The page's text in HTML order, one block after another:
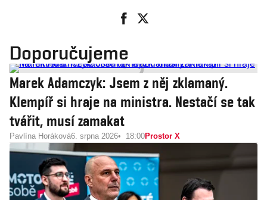
Doporučujeme
Marek Adamczyk: Jsem z něj zklamaný.
Klempíř si hraje na ministra. Nestačí se tak
tvářit, musí zamakat
Pavlína Horáková6. srpna 2026 18:00Prostor X